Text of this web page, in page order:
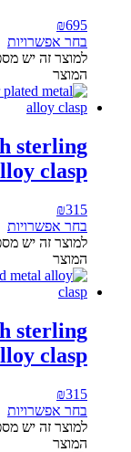
₪695
בחר אפשרויות
למוצר זה יש
המוצר
sterling
clasp
₪315
בחר אפשרויות
למוצר זה יש
המוצר
sterling
clasp
₪315
בחר אפשרויות
למוצר זה יש
המוצר